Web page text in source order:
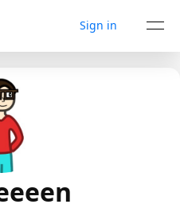
Sign in